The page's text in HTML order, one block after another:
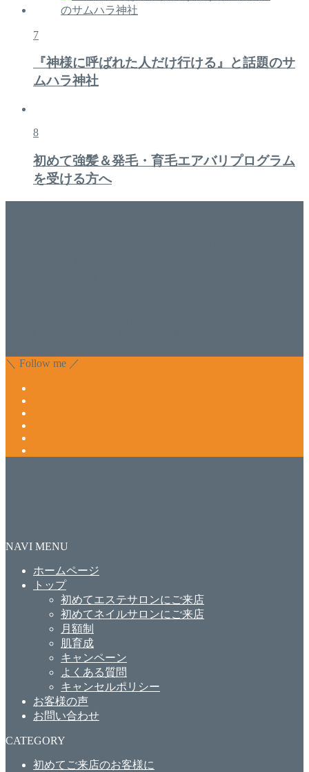
7
『神様に呼ばれた人だけ行ける』と話題のサ
ムハラ神社
8
初めて強髪＆発毛・育毛エアバリプログラム
を受ける方へ
＼ Follow me ／
NAVI MENU
ホームページ
トップ
初めてエステサロンにご来店
初めてネイルサロンにご来店
月額制
肌育成
キャンペーン
よくある質問
キャンセルポリシー
お客様の声
お問い合わせ
CATEGORY
初めてご来店のお客様に